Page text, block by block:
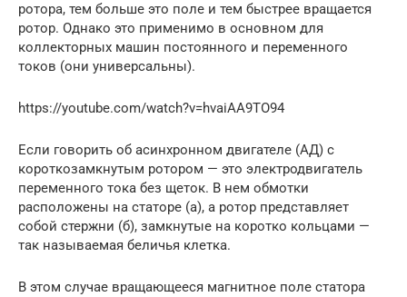
ротора, тем больше это поле и тем быстрее вращается
ротор. Однако это применимо в основном для
коллекторных машин постоянного и переменного
токов (они универсальны).
https://youtube.com/watch?v=hvaiAA9TO94
Если говорить об асинхронном двигателе (АД) с
короткозамкнутым ротором — это электродвигатель
переменного тока без щеток. В нем обмотки
расположены на статоре (а), а ротор представляет
собой стержни (б), замкнутые на коротко кольцами —
так называемая беличья клетка.
В этом случае вращающееся магнитное поле статора